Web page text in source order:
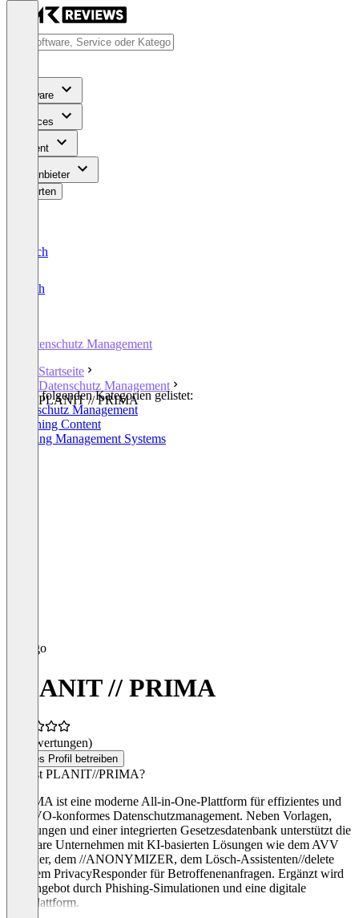
Software
Services
Content
Für Anbieter
Bewerten
Deutsch
English
Datenschutz Management
Startseite
Datenschutz Management
PLANIT // PRIMA
In den folgenden Kategorien gelistet:
Datenschutz Management
eLearning Content
Learning Management Systems
PLANIT // PRIMA
(0 Bewertungen)
Dieses Profil betreiben
Was ist PLANIT//PRIMA?
//PRIMA ist eine moderne All-in-One-Plattform für effizientes und
DSGVO-konformes Datenschutzmanagement. Neben Vorlagen,
Schulungen und einer integrierten Gesetzesdatenbank unterstützt die
Software Unternehmen mit KI-basierten Lösungen wie dem AVV
Checker, dem //ANONYMIZER, dem Lösch-Assistenten//delete
und dem PrivacyResponder für Betroffenenanfragen. Ergänzt wird
das Angebot durch Phishing-Simulationen und eine digitale
Lernplattform.